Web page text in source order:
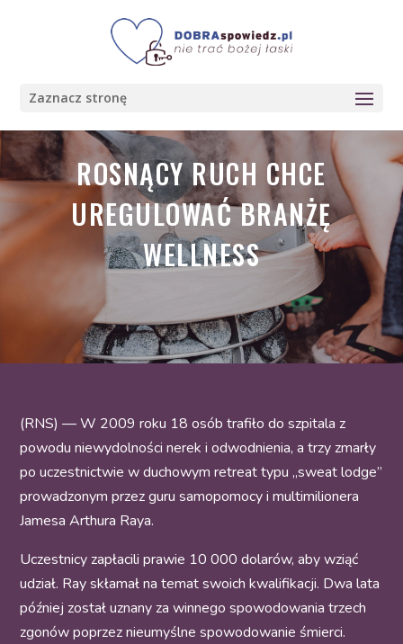
Zaznacz stronę
ROSNĄCY RUCH CHCE
UREGULOWAĆ BRANŻĘ
WELLNESS
(RNS) — W 2009 roku 18 osób trafiło do szpitala z
powodu niewydolności nerek i odwodnienia, a trzy zmarły
po uczestnictwie w duchowym retreat typu „sweat lodge”
prowadzonym przez guru samopomocy i multimilionera
Jamesa Arthura Raya.
Uczestnicy zapłacili prawie 10 000 dolarów, aby wziąć
udział. Ray skłamał na temat swoich kwalifikacji. Dwa lata
później został uznany za winnego spowodowania trzech
zgonów poprzez nieumyślne spowodowanie śmierci.